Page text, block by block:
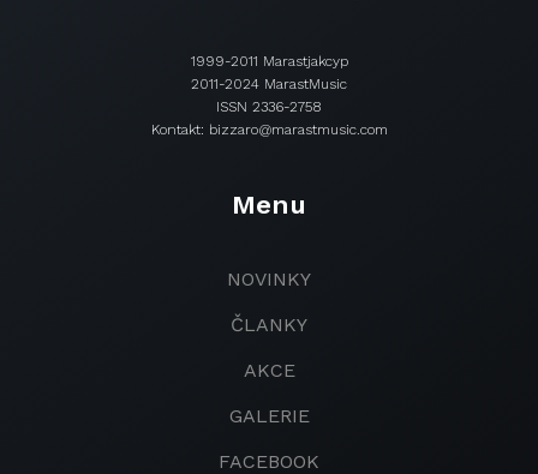
1999-2011 Marastjakcyp
2011-2024 MarastMusic
ISSN 2336-2758
Kontakt: bizzaro@marastmusic.com
Menu
NOVINKY
ČLANKY
AKCE
GALERIE
FACEBOOK